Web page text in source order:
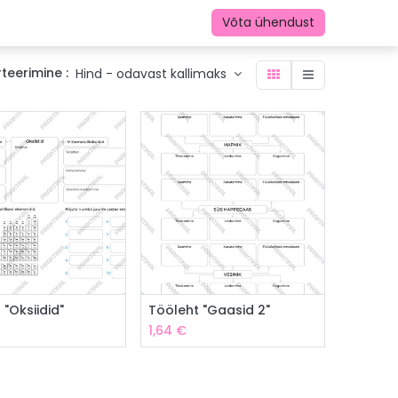
Võta ühendust
: Hind - odavast kallimaks
ostukorvi Lisa ostukorvi
Tööleht "Gaasid 2"
1,64 €